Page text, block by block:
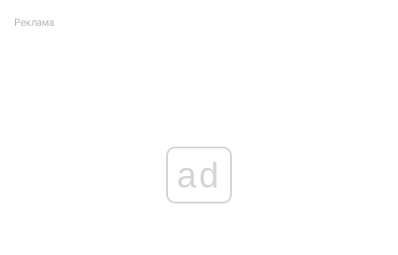
Реклама
ad